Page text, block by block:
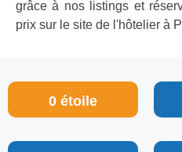
grâce à nos listings et
prix sur le site de l'hôtelier à
0 étoile